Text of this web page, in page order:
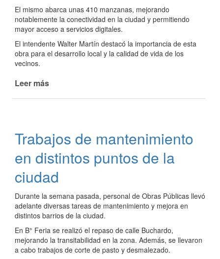
El mismo abarca unas 410 manzanas, mejorando
notablemente la conectividad en la ciudad y permitiendo
mayor acceso a servicios digitales.
El intendente Walter Martín destacó la importancia de esta
obra para el desarrollo local y la calidad de vida de los
vecinos.
Leer más
fibra
óptica
en
La
Paz
Trabajos de mantenimiento
en distintos puntos de la
ciudad
Durante la semana pasada, personal de Obras Públicas llevó
adelante diversas tareas de mantenimiento y mejora en
distintos barrios de la ciudad.
En B° Feria se realizó el repaso de calle Buchardo,
mejorando la transitabilidad en la zona. Además, se llevaron
a cabo trabajos de corte de pasto y desmalezado.